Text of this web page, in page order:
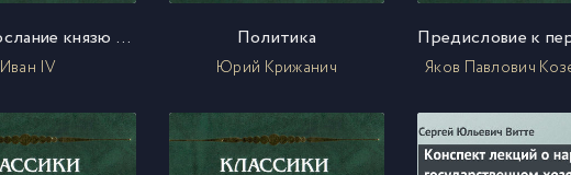
Первое послание князю А.М. Курбскому
Иван IV
Политика
Юрий Крижанич Яков Павлович